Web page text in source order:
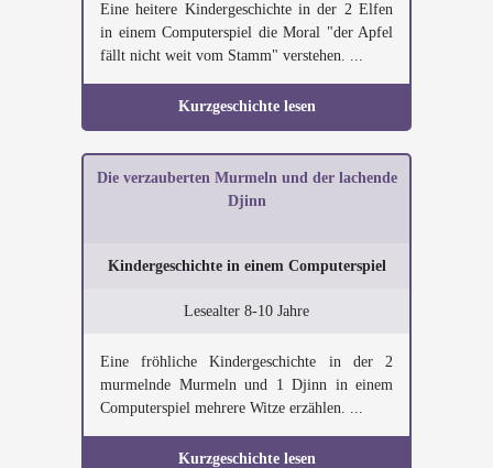
Eine heitere Kindergeschichte in der 2 Elfen
in einem Computerspiel die Moral "der Apfel
fällt nicht weit vom Stamm" verstehen. ...
Kurzgeschichte lesen
Die verzauberten Murmeln und der lachende
Djinn
Kindergeschichte in einem Computerspiel
Lesealter 8-10 Jahre
Eine fröhliche Kindergeschichte in der 2
murmelnde Murmeln und 1 Djinn in einem
Computerspiel mehrere Witze erzählen. ...
Kurzgeschichte lesen